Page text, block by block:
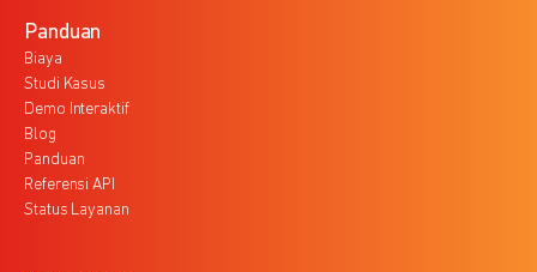
Panduan
Biaya
Studi Kasus
Demo Interaktif
Blog
Panduan
Referensi API
Status Layanan